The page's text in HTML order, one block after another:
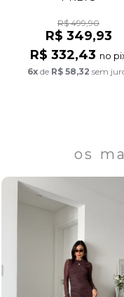
R$ 499,90
R$ 349,93
R$ 332,43 no
6xde R$ 58,32 sem
os